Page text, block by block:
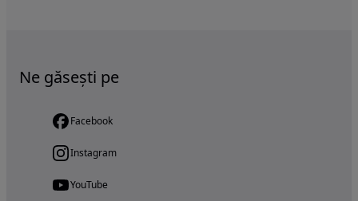
Ne găsești pe
Facebook
Instagram
YouTube